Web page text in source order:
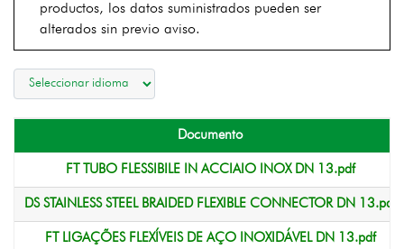
productos, los datos suministrados pueden ser
alterados sin previo aviso.
Documento
FT TUBO FLESSIBILE IN ACCIAIO INOX DN 13.pdf
DS STAINLESS STEEL BRAIDED FLEXIBLE CONNECTOR DN 13.pdf
FT LIGAÇÕES FLEXÍVEIS DE AÇO INOXIDÁVEL DN 13.pdf